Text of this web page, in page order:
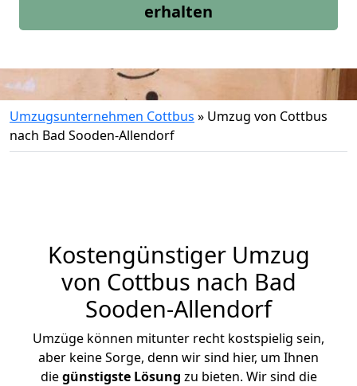
erhalten
Umzugsunternehmen Cottbus » Umzug von Cottbus
nach Bad Sooden-Allendorf
Kostengünstiger Umzug
von Cottbus nach Bad
Sooden-Allendorf
Umzüge können mitunter recht kostspielig sein,
aber keine Sorge, denn wir sind hier, um Ihnen
diegünstigste Lösung zu bieten. Wir sind die